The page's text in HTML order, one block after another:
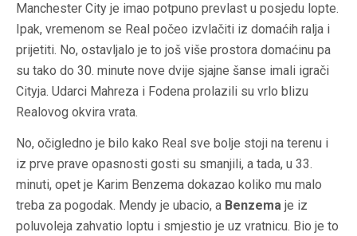
Manchester City je imao potpuno prevlast u posjedu lopte.
Ipak, vremenom se Real počeo izvlačiti iz domaćih ralja i
prijetiti. No, ostavljalo je to još više prostora domaćinu pa
su tako do 30. minute nove dvije sjajne šanse imali igrači
Cityja. Udarci Mahreza i Fodena prolazili su vrlo blizu
Realovog okvira vrata.
No, očigledno je bilo kako Real sve bolje stoji na terenu i
iz prve prave opasnosti gosti su smanjili, a tada, u 33.
minuti, opet je Karim Benzema dokazao koliko mu malo
treba za pogodak. Mendy je ubacio, a Benzema je iz
poluvoleja zahvatio loptu i smjestio je uz vratnicu. Bio je to